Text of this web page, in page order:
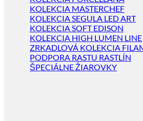
KOLEKCIA MASTERCHEF
KOLEKCIA SEGULA LED ART
KOLEKCIA SOFT EDISON
KOLEKCIA HIGH LUMEN LINE
ZRKADLOVÁ KOLEKCIA
PODPORA RASTU RASTLÍN
ŠPECIÁLNE ŽIAROVKY